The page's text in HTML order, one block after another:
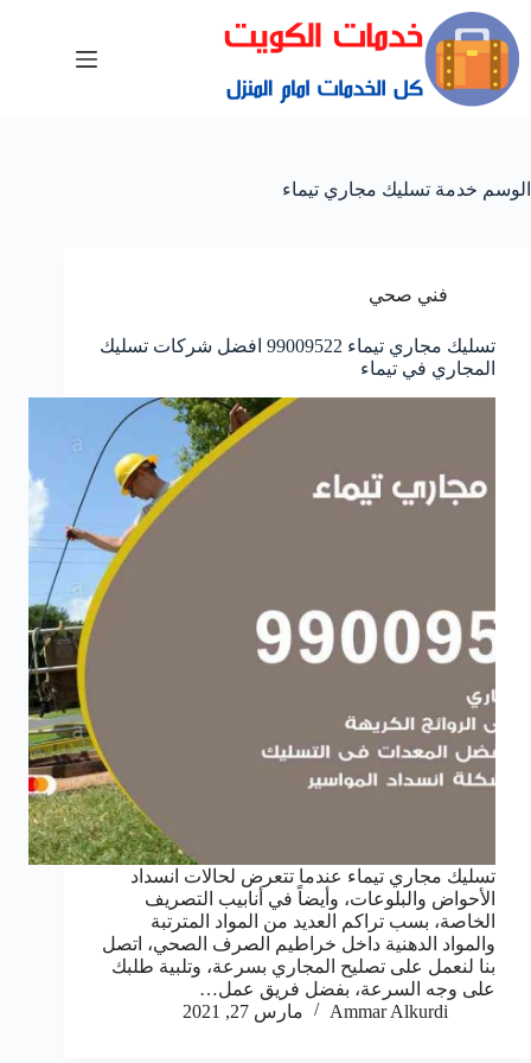
الوسم خدمة تسليك مجاري تيماء
فني صحي
تسليك مجاري تيماء 99009522 افضل شركات تسليك
المجاري في تيماء
تسليك مجاري تيماء عندما تتعرض لحالات انسداد
الأحواض والبلوعات، وأيضاً في أنابيب التصريف
الخاصة، بسب تراكم العديد من المواد المترتبة
والمواد الدهنية داخل خراطيم الصرف الصحي، اتصل
بنا لنعمل على تصليح المجاري بسرعة، وتلبية طلبك
على وجه السرعة، بفضل فريق عمل…
Ammar Alkurdi
مارس 27, 2021